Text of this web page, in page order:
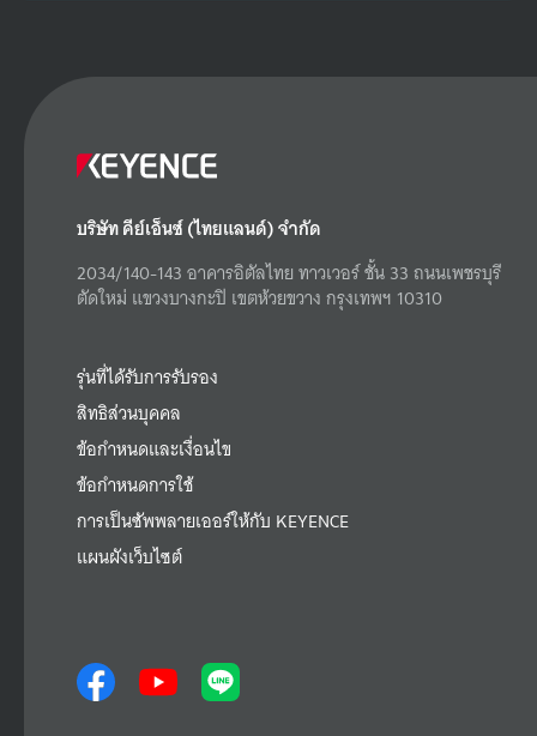
บริษัท คีย์เอ็นซ์ (ไทยแลนด์) จำกัด
2034/140-143 อาคารอิตัลไทย ทาวเวอร์ ชั้น 33 ถนนเพชรบุรี
ตัดใหม่ แขวงบางกะปิ เขตห้วยขวาง กรุงเทพฯ 10310
รุ่นที่ได้รับการรับรอง
สิทธิส่วนบุคคล
ข้อกำหนดและเงื่อนไข
ข้อกำหนดการใช้
การเป็นซัพพลายเออร์ให้กับ KEYENCE
แผนผังเว็บไซต์